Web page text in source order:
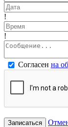
!
!
Согласен на
Записаться